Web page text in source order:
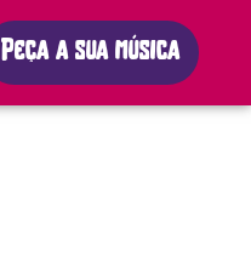
Peça a sua música